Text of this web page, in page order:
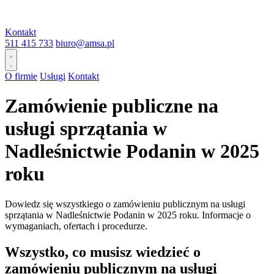
Kontakt
511 415 733 biuro@amsa.pl
O firmie Usługi Kontakt
Zamówienie publiczne na
usługi sprzątania w
Nadleśnictwie Podanin w 2025
roku
Dowiedz się wszystkiego o zamówieniu publicznym na usługi
sprzątania w Nadleśnictwie Podanin w 2025 roku. Informacje o
wymaganiach, ofertach i procedurze.
Wszystko, co musisz wiedzieć o
zamówieniu publicznym na usługi